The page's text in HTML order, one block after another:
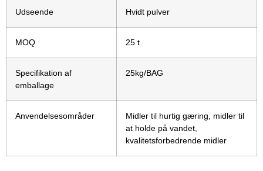
Udseende Hvidt pulver
MOQ 25 t
Specifikation af
emballage
25kg/BAG
Anvendelsesområder
Midler til hurtig gæring, midler til
at holde på vandet,
kvalitetsforbedrende midler